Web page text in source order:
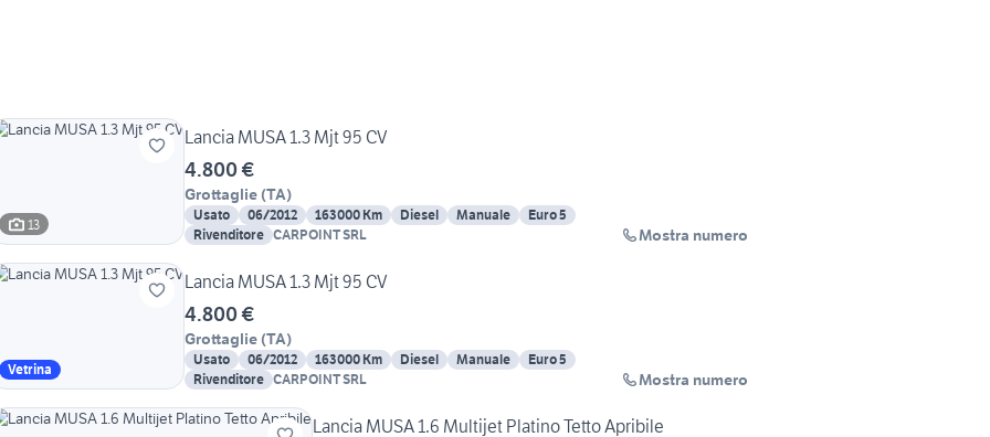
13
Lancia MUSA 1.3 Mjt 95 CV
4.800 €
Grottaglie (TA)
Usato 06/2012 163000 Km Diesel Manuale
Euro 5
Rivenditore CARPOINT SRL Mostra numero
Vetrina
Lancia MUSA 1.3 Mjt 95 CV
4.800 €
Grottaglie (TA)
Usato 06/2012 163000 Km Diesel Manuale
Euro 5
Rivenditore CARPOINT SRL Mostra numero
Lancia MUSA 1.6 Multijet Platino Tetto Apribile